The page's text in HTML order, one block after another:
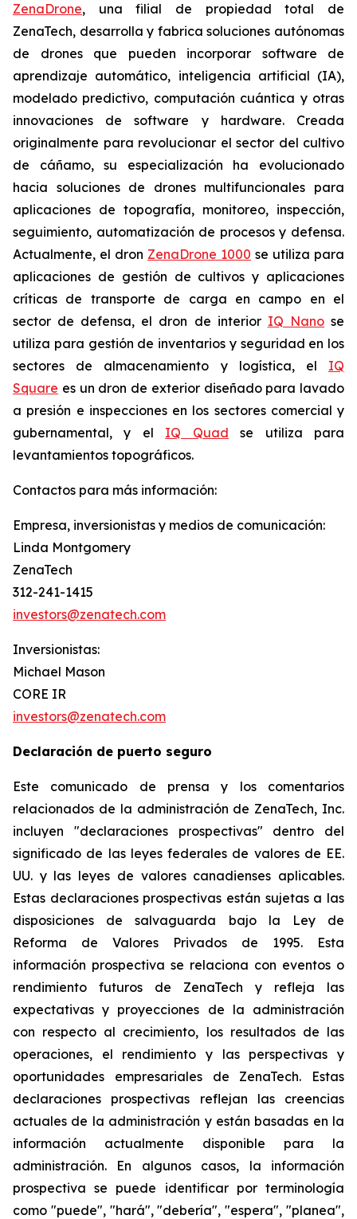
ZenaDrone, una filial de propiedad total de
ZenaTech, desarrolla y fabrica soluciones autónomas
de drones que pueden incorporar software de
aprendizaje automático, inteligencia artificial (IA),
modelado predictivo, computación cuántica y otras
innovaciones de software y hardware. Creada
originalmente para revolucionar el sector del cultivo
de cáñamo, su especialización ha evolucionado
hacia soluciones de drones multifuncionales para
aplicaciones de topografía, monitoreo, inspección,
seguimiento, automatización de procesos y defensa.
Actualmente, el dron ZenaDrone 1000 se utiliza para
aplicaciones de gestión de cultivos y aplicaciones
críticas de transporte de carga en campo en el
sector de defensa, el dron de interior IQ Nanose
utiliza para gestión de inventarios y seguridad en los
sectores de almacenamiento y logística, el IQ
Square es un dron de exterior diseñado para lavado
a presión e inspecciones en los sectores comercial y
gubernamental, y el IQ Quad se utiliza para
levantamientos topográficos.
Contactos para más información:
Empresa, inversionistas y medios de comunicación:
Linda Montgomery
ZenaTech
312-241-1415
investors@zenatech.com
Inversionistas:
Michael Mason
CORE IR
investors@zenatech.com
Declaración de puerto seguro
Este comunicado de prensa y los comentarios
relacionados de la administración de ZenaTech, Inc.
incluyen "declaraciones prospectivas" dentro del
significado de las leyes federales de valores de EE.
UU. y las leyes de valores canadienses aplicables.
Estas declaraciones prospectivas están sujetas a las
disposiciones de salvaguarda bajo la Ley de
Reforma de Valores Privados de 1995. Esta
información prospectiva se relaciona con eventos o
rendimiento futuros de ZenaTech y refleja las
expectativas y proyecciones de la administración
con respecto al crecimiento, los resultados de las
operaciones, el rendimiento y las perspectivas y
oportunidades empresariales de ZenaTech. Estas
declaraciones prospectivas reflejan las creencias
actuales de la administración y están basadas en la
información actualmente disponible para la
administración. En algunos casos, la información
prospectiva se puede identificar por terminología
como "puede", "hará", "debería", "espera", "planea",